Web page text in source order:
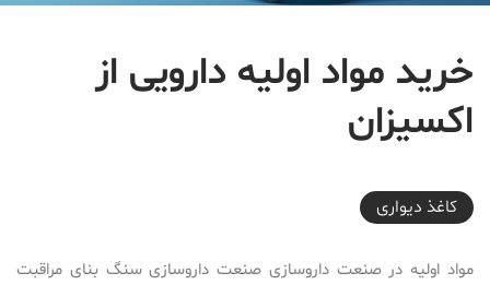
خرید مواد اولیه دارویی از
اکسیزان
2023-09-21T13:48:37+03:30
کاغذ دیواری
مواد اولیه در صنعت داروسازی صنعت داروسازی سنگ بنای مراقبت